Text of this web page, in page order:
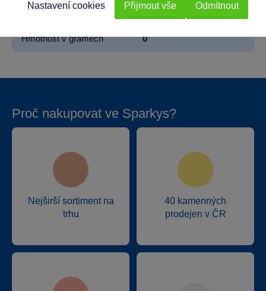
Hloubka 36
Hmotnost v gramech 0
Proč nakupovat ve Sparkys?
Nejširší sortiment na
trhu
40 kamenných
prodejen v ČR
Odmítnout
Nastavení cookies Přijmout vše